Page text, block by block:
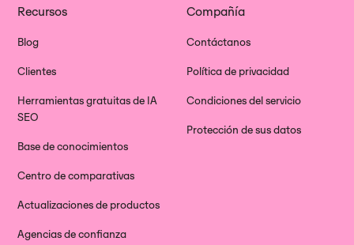
Recursos
Blog
Clientes
Herramientas gratuitas de IA
SEO
Base de conocimientos
Centro de comparativas
Actualizaciones de productos
Agencias de confianza
Compañía
Contáctanos
Política de privacidad
Condiciones del servicio
Protección de sus datos